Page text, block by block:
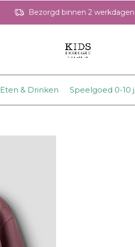
Eten & Drinken Speelgoed 0-10
Bezorgd binnen 2 werkdagen